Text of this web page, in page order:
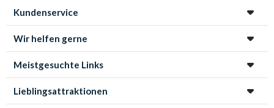
Kundenservice
Wir helfen gerne
Meistgesuchte Links
Lieblingsattraktionen